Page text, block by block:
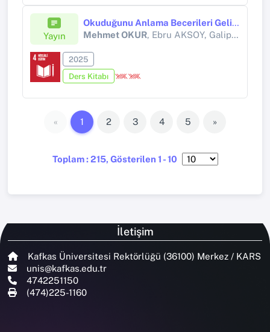
Yayın
Okuduğunu Anlama Becerileri Geliştirme / Etkileşimli Okuma Metinleri 1. Kitap
Mehmet OKUR, Ebru AKSOY, Galip AKSOY
2025
Ders Kitabı
Toplam : 215, Gösterilen 1 - 10
« 1 2 3 4 5 »
İletişim
Kafkas Üniversitesi Rektörlüğü (36100) Merkez / KARS
unis@kafkas.edu.tr
4742251150
(474)225-1160